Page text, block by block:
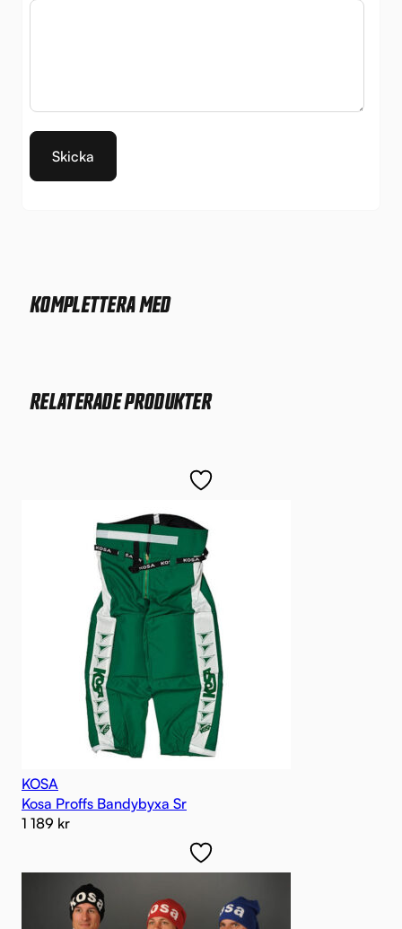
KOMPLETTERA MED
RELATERADE PRODUKTER
KOSA
Kosa Proffs Bandybyxa Sr
1 189 kr